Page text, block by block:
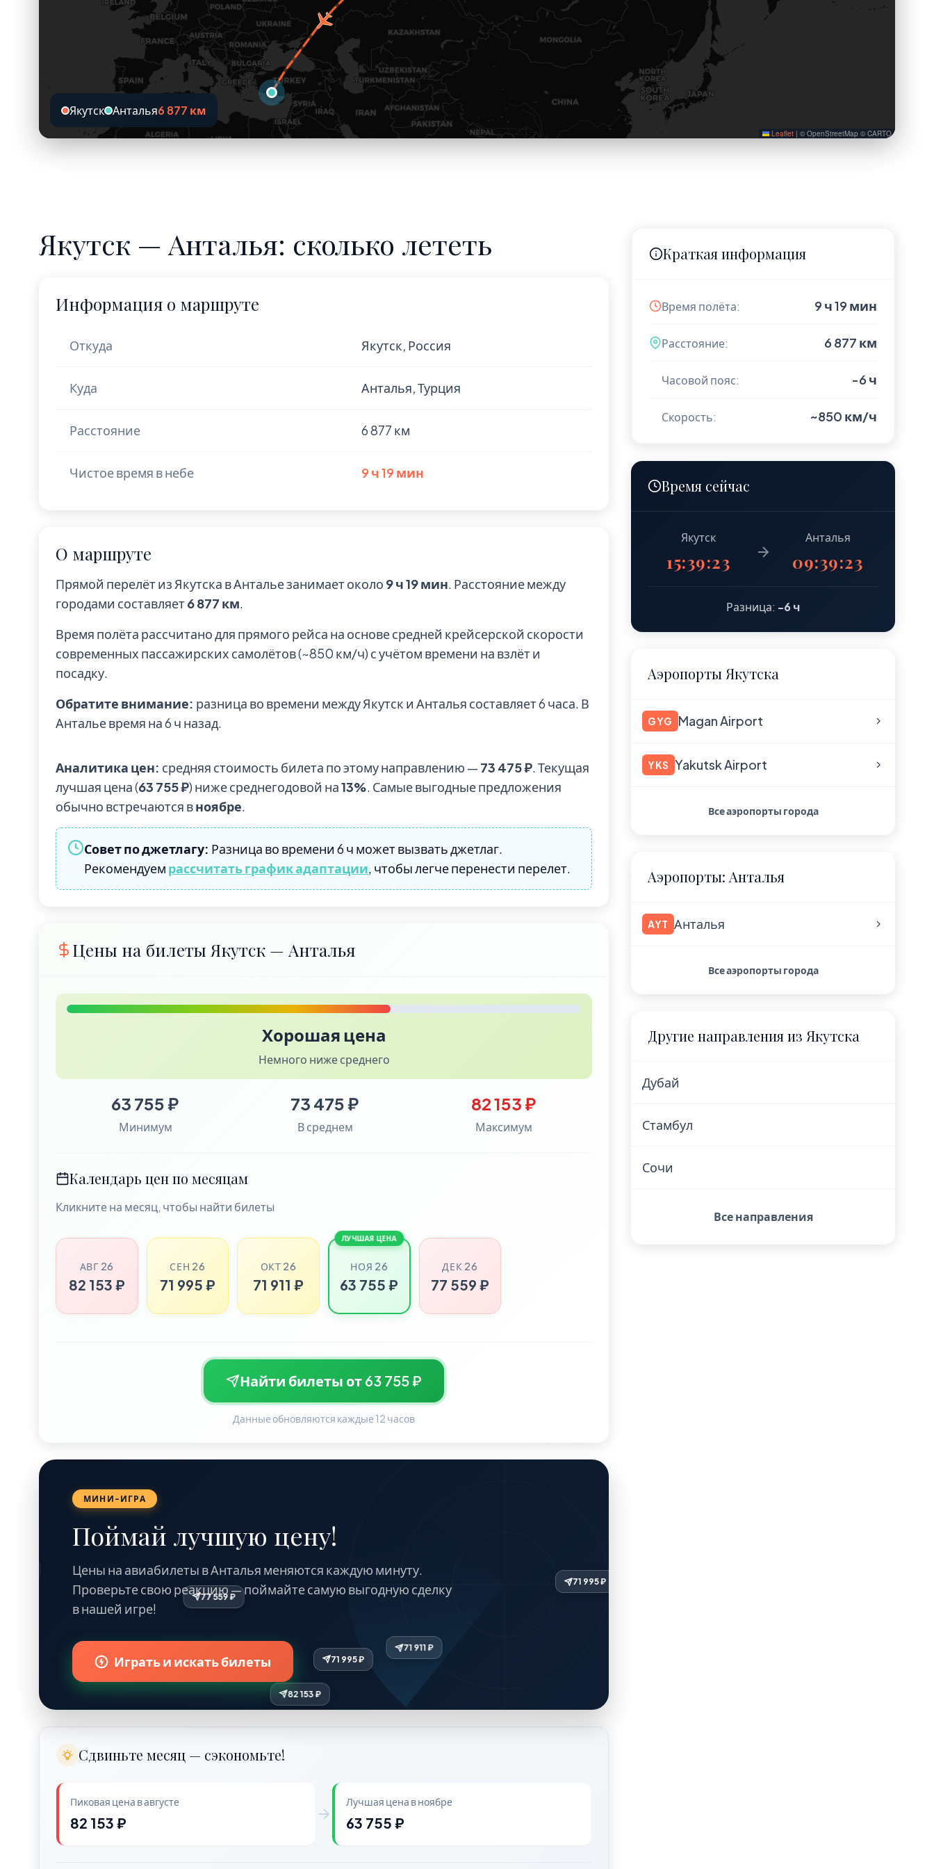
Leaflet | © OpenStreetMap © CARTO
Якутск Анталья6 877 км
Якутск — Анталья: сколько лететь
Информация о маршруте
Откуда Якутск, Россия
Куда Анталья, Турция
Расстояние 6 877 км
Чистое время в небе 9 ч 19 мин
О маршруте
Прямой перелёт из Якутска в Анталье занимает около 9 ч 19 мин. Расстояние между
городами составляет6 877 км.
Время полёта рассчитано для прямого рейса на основе средней крейсерской скорости
современных пассажирских самолётов (~850 км/ч) с учётом времени на взлёт и
посадку.
Обратите внимание: разница во времени между Якутск и Анталья составляет 6 часа. В
Анталье время на 6 ч назад.
Аналитика цен: средняя стоимость билета по этому направлению — 73 475 ₽. Текущая
лучшая цена (63 755 ₽) ниже среднегодовой на13%. Самые выгодные предложения
обычно встречаются вноябре.
Совет по джетлагу: Разница во времени 6 ч может вызвать джетлаг.
Рекомендуем рассчитать график адаптации, чтобы легче перенести перелет.
Цены на билеты Якутск — Анталья
Хорошая цена
Немного ниже среднего
63 755 ₽
Минимум
73 475 ₽
В среднем
82 153 ₽
Максимум
Календарь цен по месяцам
Кликните на месяц, чтобы найти билеты
АВГ 26
82 153 ₽
СЕН 26
71 995 ₽
ОКТ 26
71 911 ₽
ЛУЧШАЯ ЦЕНА
НОЯ 26
63 755 ₽
ДЕК 26
77 559 ₽
Найти билеты от 63 755 ₽
Данные обновляются каждые 12 часов
77 559 ₽
77 559 ₽
МИНИ-ИГРА
Поймай лучшую цену!
Цены на авиабилеты в Анталья меняются каждую минуту.
Проверьте свою реакцию — поймайте самую выгодную сделку
в нашей игре!
Играть и искать билеты
Сдвиньте месяц — сэкономьте!
Пиковая цена в августе
82 153 ₽
Лучшая цена в ноябре
63 755 ₽
Краткая информация
Время полёта: 9 ч 19 мин
Расстояние: 6 877 км
Часовой пояс: -6 ч
Скорость: ~850 км/ч
Время сейчас
Якутск
15:39:24
Анталья
09:39:24
Разница: -6 ч
Аэропорты Якутска
GYG Magan Airport
YKS Yakutsk Airport
Все аэропорты города
Аэропорты: Анталья
AYT Анталья
Все аэропорты города
Другие направления из Якутска
Дубай
Стамбул
Сочи
Все направления